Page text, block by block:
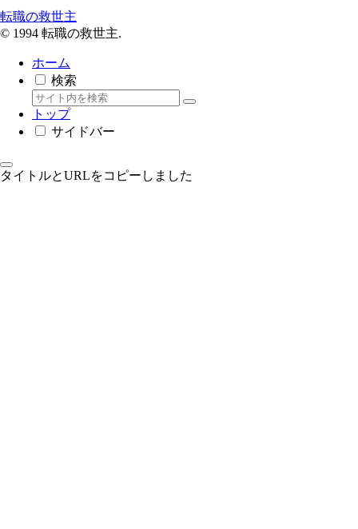
転職の救世主
© 1994 転職の救世主.
ホーム
検索
トップ
サイドバー
タイトルとURLをコピーしました